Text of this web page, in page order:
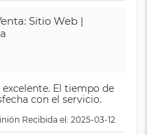
Sitio Web |
El tiempo de
con el servicio.
Recibida el: 2025-03-12